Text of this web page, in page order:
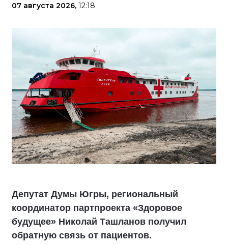
07 августа 2026, 12:18
Депутат Думы Югры, региональный
координатор партпроекта «Здоровое
будущее» Николай Ташланов получил
обратную связь от пациентов.